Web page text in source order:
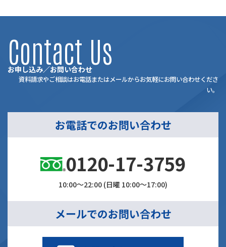
お申し込み／お問い合わせ
Contact Us
資料請求やご相談はお電話またはメールからお気軽にお問い合わせくださ
い。
お電話でのお問い合わせ
0120-17-3759
10:00～22:00 (日曜 10:00～17:00)
メールでのお問い合わせ